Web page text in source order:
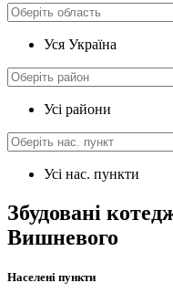
Уся Україна
Усі райони
Усі нас. пункти
Збудовані
Вишневого
Населені пункти